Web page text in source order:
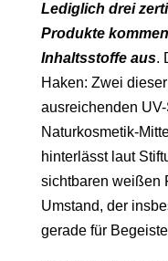
Lediglich drei
Produkte
Inhaltsstoffe aus.
Haken: Zwei
ausreichenden
Naturkosmetik-
hinterlässt laut
sichtbaren weißen
Umstand, der
gerade für